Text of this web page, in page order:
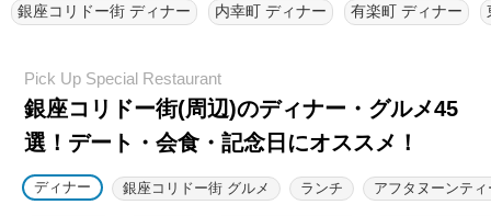
銀座コリドー街 ディナー 内幸町 ディナー 有楽町 ディナー
銀座コリドー街(周辺)のディナー・グルメ45
選！ デート・会食・記念日にオススメ！
ディナー 銀座コリドー街 グルメ ランチ アフタヌーンティ